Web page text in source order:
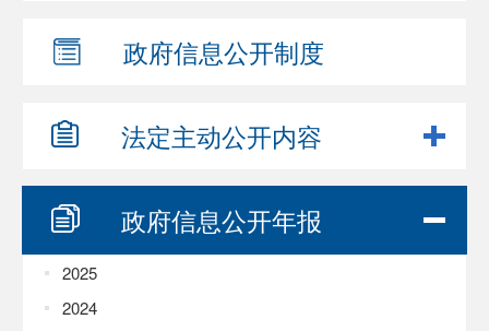
政府信息公开制度
法定主动公开内容
政府信息公开年报
2025
2024